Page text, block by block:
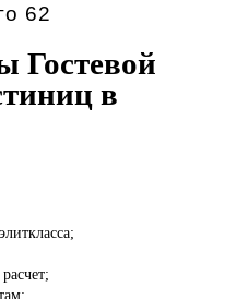
62
Гостевой
в